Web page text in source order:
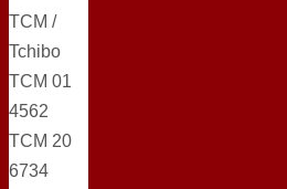
TCM /
Tchibo
TCM 01
4562
TCM 20
6734